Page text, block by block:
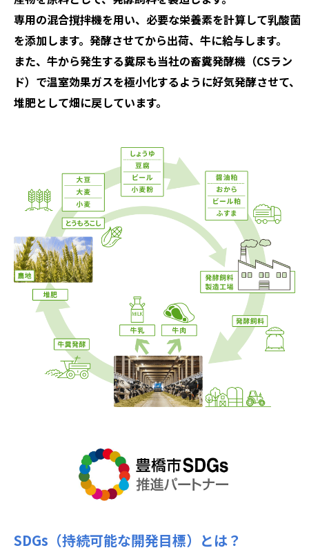
専用の混合撹拌機を用い、必要な栄養素を計算して乳酸菌
を添加します。発酵させてから出荷、牛に給与します。
また、牛から発生する糞尿も当社の畜糞発酵機（CSラン
ド）で温室効果ガスを極小化するように好気発酵させて、
堆肥として畑に戻しています。
SDGs（持続可能な開発目標）とは？